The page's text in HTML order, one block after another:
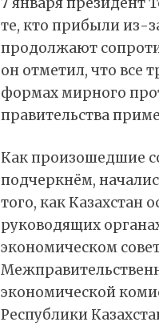
те, кто прибыли из-
продолжают
он отметил, что все
формах мирного
правительства
Как произошедшие
подчеркнём,
того, как Казахстан
руководящих
экономическом
экономической
Республики